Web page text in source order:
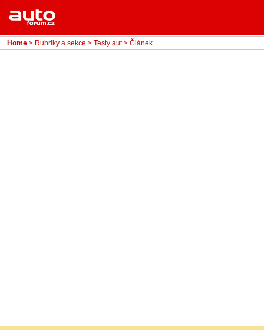
Home
Rubriky
Home > Rubriky a sekce > Testy aut> Článek